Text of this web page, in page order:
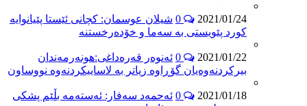
2021/01/24
شیلان عوسمان: كچانى ئێستا پێیانوایه‌
كورد پێویستى به‌ سه‌ما و خۆده‌رخستنه‌
2021/01/22
ئه‌نوه‌ر قه‌ره‌داغى:هونه‌رمه‌ندان
بیركردنه‌وه‌یان گۆڕاوه‌ زیاتر به‌ لاساییكردنه‌وه‌ نووساون
2021/01/18
ئه‌حمه‌د سه‌فار: ئه‌سته‌مه‌ بڵێم پشكى